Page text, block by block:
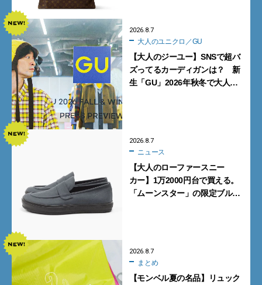
2026.8.7
大人のユニクロ／GU
【大人のジーユー】SNSで超バ
ズってるカーディガンは？ 新
生「GU」2026年秋冬で大人メ
2026.8.7
ニュース
【大人のローファースニー
カー】1万2000円台で買える。
「ムーンスター」の限定ブルー
2026.8.7
まとめ
【モンベル夏の名品】リュック